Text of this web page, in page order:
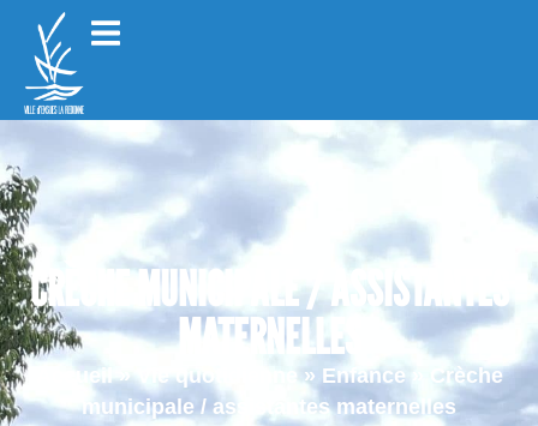
CRÈCHE MUNICIPALE / ASSISTANTES
MATERNELLES
Accueil»Vie quotidienne » Enfance
Crèche
municipale / assistantes maternelles